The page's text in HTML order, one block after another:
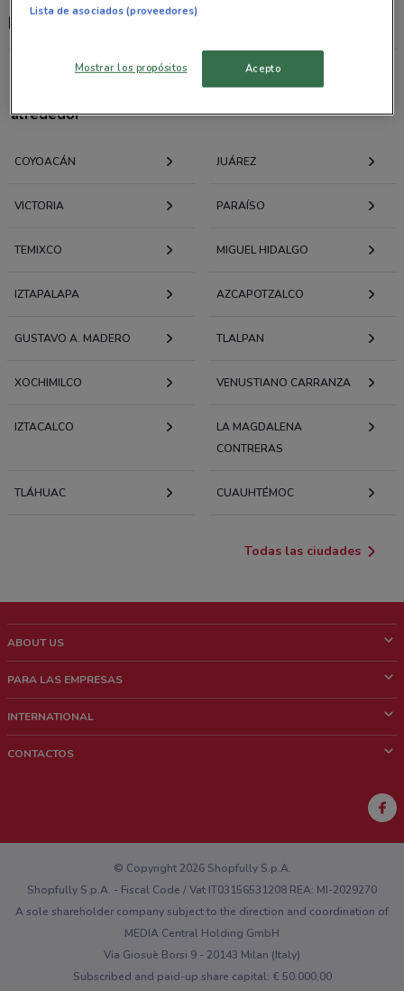
Médica Sur
Ofertas folletos y catálogos por ciudad a tu
alrededor
COYOACÁN JUÁREZ
VICTORIA PARAÍSO
TEMIXCO MIGUEL HIDALGO
IZTAPALAPA AZCAPOTZALCO
GUSTAVO A. MADERO TLALPAN
XOCHIMILCO VENUSTIANO CARRANZA
IZTACALCO
LA MAGDALENA
CONTRERAS
TLÁHUAC CUAUHTÉMOC
Todas las ciudades
ABOUT US
¿Quiénes Somos?
Trabaja con nosotros
PARA LAS EMPRESAS
Contacto comercial
INTERNATIONAL
CONTACTOS
¿Encontraste un problema en la web o en la aplicación?
© Copyright 2026 Shopfully S.p.A.
Shopfully S.p.A. - Fiscal Code / Vat IT03156531208 REA: MI-2029270
A sole shareholder company subject to the direction and coordination of
MEDIA Central Holding GmbH
Via Giosuè Borsi 9 - 20143 Milan (Italy)
Subscribed and paid-up share capital: € 50.000,00
Lista de asociados (proveedores)
Mostrar los propósitos Acepto